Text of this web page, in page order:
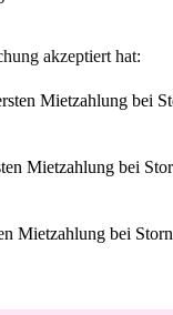
akzeptiert hat:
Mietzahlung bei
Mietzahlung bei
Mietzahlung bei